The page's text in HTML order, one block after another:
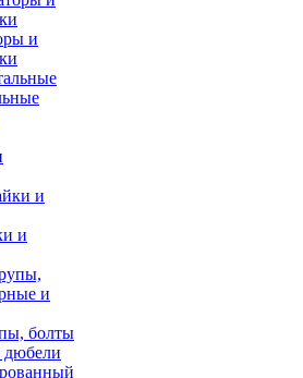
и
и
болты
дюбели